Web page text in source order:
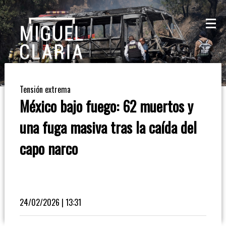
La
Mesa
De
Café
Columna
Opinión
Tensión extrema
México bajo fuego: 62 muertos y
una fuga masiva tras la caída del
capo narco
24/02/2026 | 13:31